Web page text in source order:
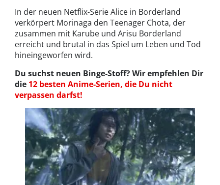
In der neuen Netflix-Serie Alice in Borderland
verkörpert Morinaga den Teenager Chota, der
zusammen mit Karube und Arisu Borderland
erreicht und brutal in das Spiel um Leben und Tod
hineingeworfen wird.
Du suchst neuen Binge-Stoff? Wir empfehlen Dir
die 12 besten Anime-Serien, die Du nicht
verpassen darfst!